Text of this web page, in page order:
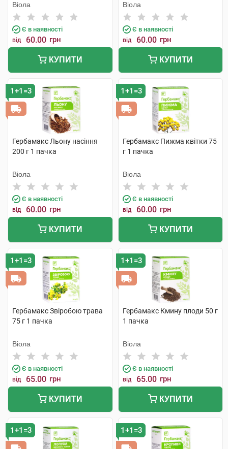
Віола
Є в наявності
від 60.00 грн
КУПИТИ
Віола
Є в наявності
від 60.00 грн
КУПИТИ
1+1=3
Гербамакс Льону насіння
200 г 1 пачка
Віола
Є в наявності
від 60.00 грн
КУПИТИ
1+1=3
Гербамакс Пижма квітки 75
г 1 пачка
Віола
Є в наявності
від 60.00 грн
КУПИТИ
1+1=3
Гербамакс Звіробою трава
75 г 1 пачка
Віола
Є в наявності
від 65.00 грн
КУПИТИ
1+1=3
Гербамакс Кмину плоди 50 г
1 пачка
Віола
Є в наявності
від 65.00 грн
КУПИТИ
1+1=3 1+1=3